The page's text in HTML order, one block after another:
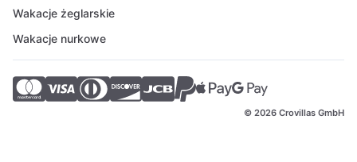
Wakacje żeglarskie
Wakacje nurkowe
© 2026 Crovillas GmbH